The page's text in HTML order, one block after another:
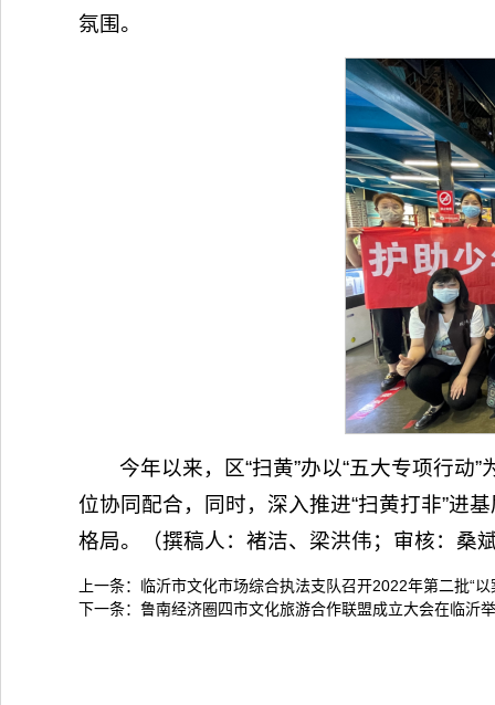
氛围。
今年以来，区“扫黄”办以“五大专项行动
位协同配合，同时，深入推进“扫黄打非”进
格局。（撰稿人：褚洁、梁洪伟；审核：桑
上一条： 临沂市文化市场综合执法支队召开2022年第二批“
下一条： 鲁南经济圈四市文化旅游合作联盟成立大会在临沂